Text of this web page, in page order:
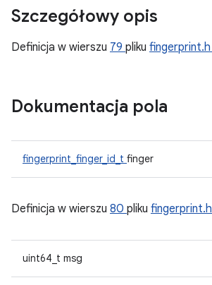
Szczegółowy opis
Definicja w wierszu 79 pliku fingerprint.h
Dokumentacja pola
fingerprint_finger_id_t finger
Definicja w wierszu 80 pliku fingerprint.h
uint64_t msg